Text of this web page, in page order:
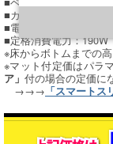
■カラー：イエロー（Ｙ
■電源：AC100V、50/
■定格消費電力：190W
※床からボトムまでの
※マット付定価はパラ
ア」 付の場合の定価に
→→→ 「スマート